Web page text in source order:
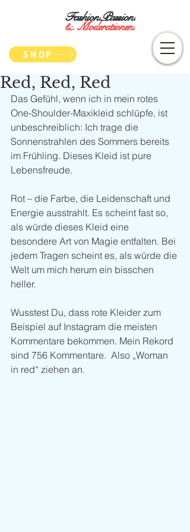
Fashion.Passion.
&Moderationen.
SHOP
Red, Red, Red
Das Gefühl, wenn ich in mein rotes
One-Shoulder-Maxikleid schlüpfe, ist
unbeschreiblich: Ich trage die
Sonnenstrahlen des Sommers bereits
im Frühling. Dieses Kleid ist pure
Lebensfreude.
Rot – die Farbe, die Leidenschaft und
Energie ausstrahlt. Es scheint fast so,
als würde dieses Kleid eine
besondere Art von Magie entfalten. Bei
jedem Tragen scheint es, als würde die
Welt um mich herum ein bisschen
heller.
Wusstest Du, dass rote Kleider zum
Beispiel auf Instagram die meisten
Kommentare bekommen. Mein Rekord
sind 756 Kommentare.  Also „Woman
in red“ ziehen an.